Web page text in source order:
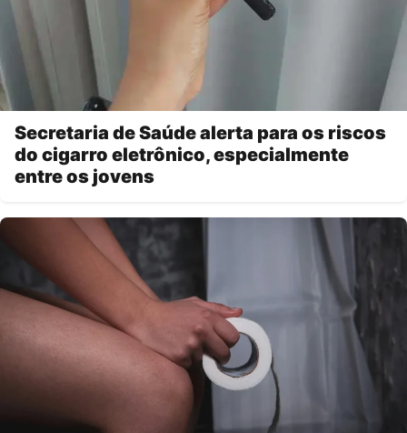
Secretaria de Saúde alerta para os riscos
do cigarro eletrônico, especialmente
entre os jovens